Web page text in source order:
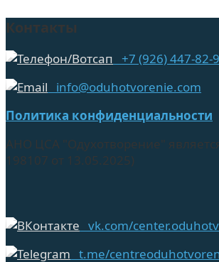
Контакты
+7 (926) 447-82-
info@oduhotvorenie.com
Политика конфиденциальности
АНО ЦСА "Одухотворение"
198107 от 13.05.2025)
vk.com/
t.me/